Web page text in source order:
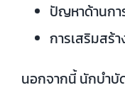
ปัญหาด้านกา
การเสริมสร้
นอกจากนี้ นักบำบั